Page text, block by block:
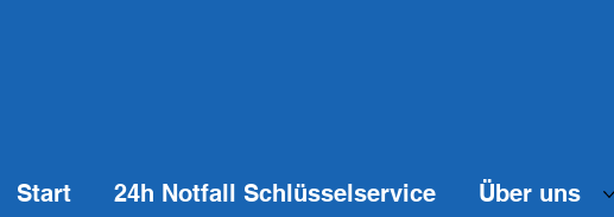
Start 24h Notfall Schlüsselservice Über uns